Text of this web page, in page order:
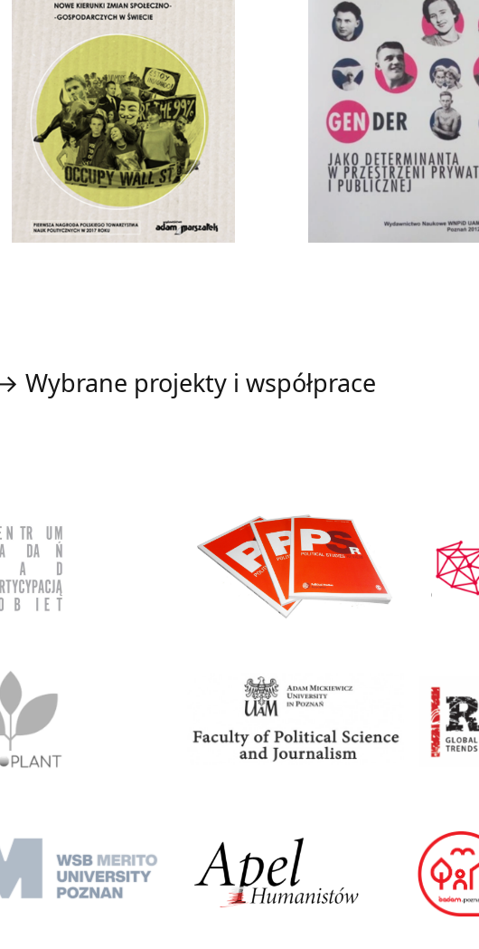
Wybrane projekty i współprace